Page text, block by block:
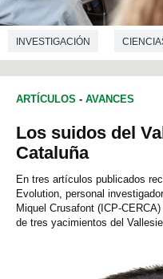
INVESTIGACIÓN
ARTÍCULOS - AVANCES
Los suidos del
Cataluña
En tres artículos publicados
Evolution, personal
Miquel Crusafont (ICP-
de tres yacimientos del